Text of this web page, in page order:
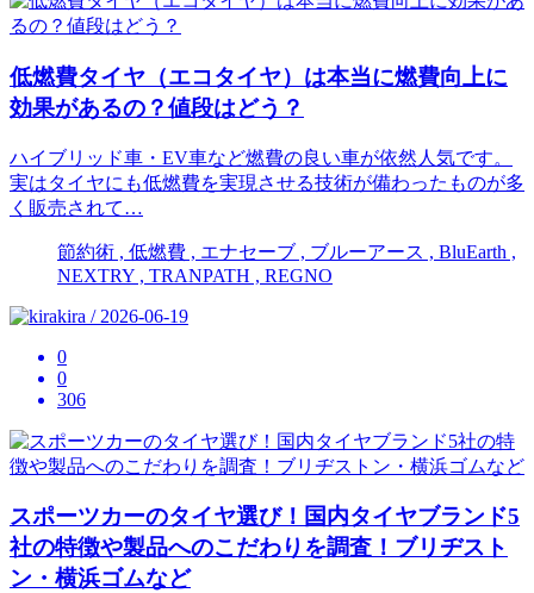
低燃費タイヤ（エコタイヤ）は本当に燃費向上に
効果があるの？値段はどう？
ハイブリッド車・EV車など燃費の良い車が依然人気です。
実はタイヤにも低燃費を実現させる技術が備わったものが多
く販売されて…
節約術 , 低燃費 , エナセーブ , ブルーアース , BluEarth ,
NEXTRY , TRANPATH , REGNO
kira / 2026-06-19
0
0
306
スポーツカーのタイヤ選び！国内タイヤブランド5
社の特徴や製品へのこだわりを調査！ブリヂスト
ン・横浜ゴムなど